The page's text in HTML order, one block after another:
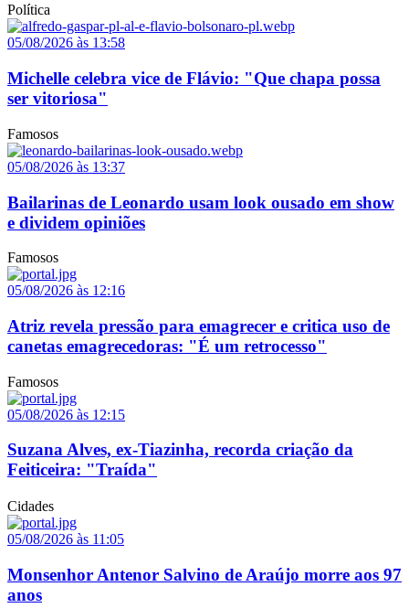
Política
05/08/2026 às 13:58
Michelle celebra vice de Flávio: "Que chapa possa
ser vitoriosa"
Famosos
05/08/2026 às 13:37
Bailarinas de Leonardo usam look ousado em show
e dividem opiniões
Famosos
05/08/2026 às 12:16
Atriz revela pressão para emagrecer e critica uso de
canetas emagrecedoras: "É um retrocesso"
Famosos
05/08/2026 às 12:15
Suzana Alves, ex-Tiazinha, recorda criação da
Feiticeira: "Traída"
Cidades
05/08/2026 às 11:05
Monsenhor Antenor Salvino de Araújo morre aos 97
anos